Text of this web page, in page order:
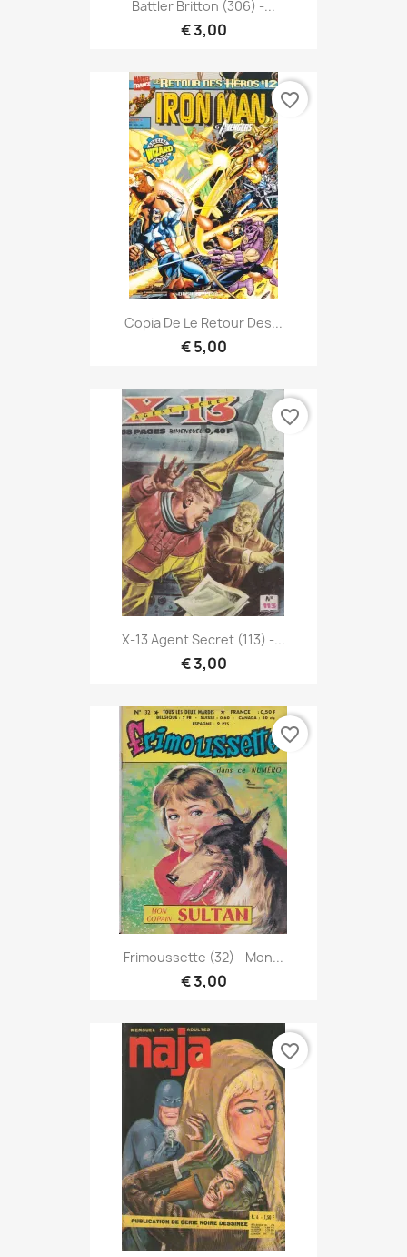
Battler Britton (306) -...
€ 3,00
Copia De Le Retour Des...
€ 5,00
favorite_border
X-13 Agent Secret (113) -...
€ 3,00
favorite_border
Frimoussette (32) - Mon...
€ 3,00
favorite_border
favorite_border